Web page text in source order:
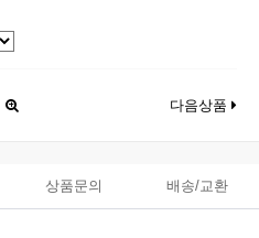
다음상품
상품문의 배송/교환